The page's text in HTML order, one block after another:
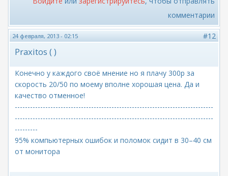
комментарии
24 февраля, 2013 - 02:15 #12
Praxitos ( )
Конечно у каждого своё мнение но я плачу 300р за
скорость 20/50 по моему вполне хорошая цена. Да и
качество отменное!
------------------------------------------------------------------------------
------------------------------------------------------------------------------
---------
95% компьютерных ошибок и поломок сидит в 30–40 см
от монитора